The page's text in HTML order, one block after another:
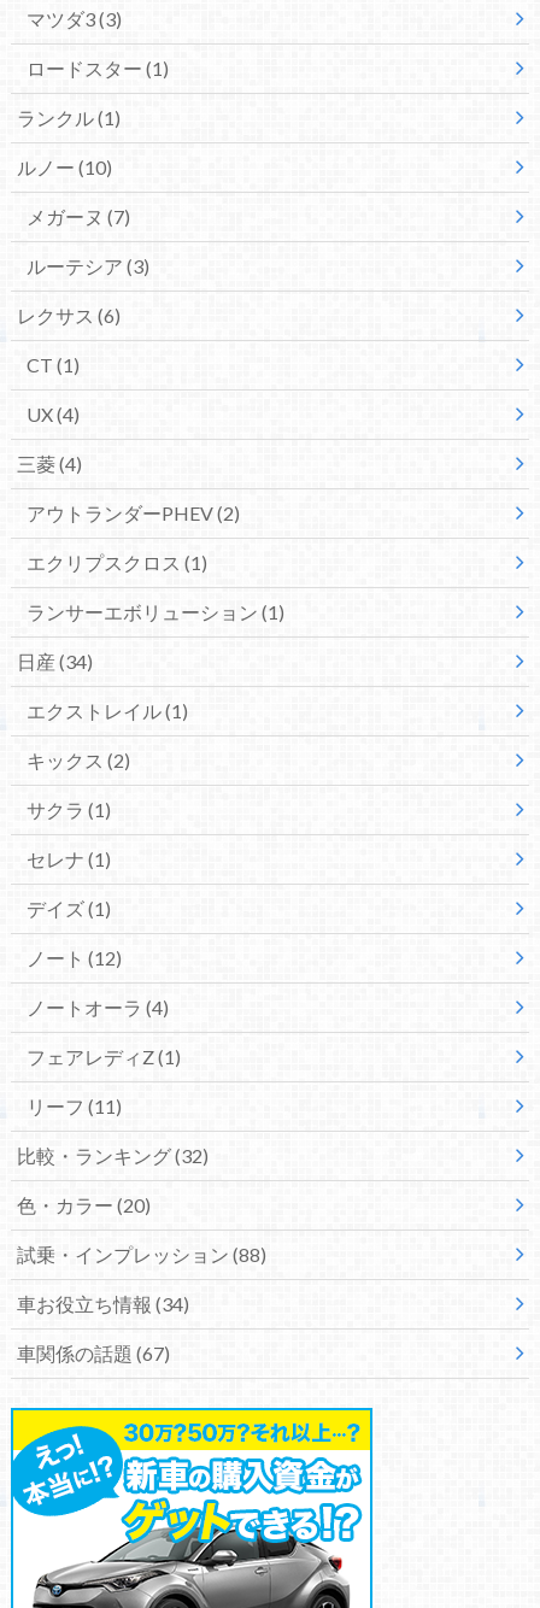
マツダ3(3)
ロードスター (1)
ランクル(1)
ルノー (10)
メガーヌ (7)
ルーテシア (3)
レクサス (6)
CT (1)
UX(4)
三菱(4)
アウトランダーPHEV(2)
エクリプスクロス (1)
ランサーエボリューション (1)
日産 (34)
エクストレイル(1)
キックス (2)
サクラ (1)
セレナ (1)
デイズ(1)
ノート (12)
ノートオーラ (4)
フェアレディZ(1)
リーフ (11)
比較・ランキング(32)
色・カラー (20)
試乗・インプレッション (88)
車お役立ち情報 (34)
車関係の話題 (67)